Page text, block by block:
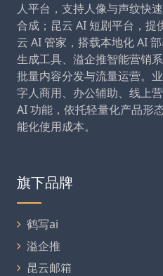
人平台，支持人像与声纹快
合成；昆云 AI 短剧平台，提
云 AI 管家，搭载本地化 AI
生成工具、溢企推智能营销
批量内容分发与流量运营。
字人商用、办公辅助、线上
AI 功能，依托轻量化产品形
能化使用成本。
旗下品牌
鹤写ai
溢企推
昆云邮箱